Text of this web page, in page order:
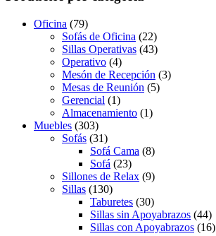
Oficina (79)
Sofás de Oficina (22)
Sillas Operativas (43)
Operativo (4)
Mesón de Recepción (3)
Mesas de Reunión (5)
Gerencial (1)
Almacenamiento (1)
Muebles (303)
Sofás (31)
Sofá Cama (8)
Sofá (23)
Sillones de Relax (9)
Sillas (130)
Taburetes (30)
Sillas sin Apoyabrazos (44)
Sillas con Apoyabrazos (16)